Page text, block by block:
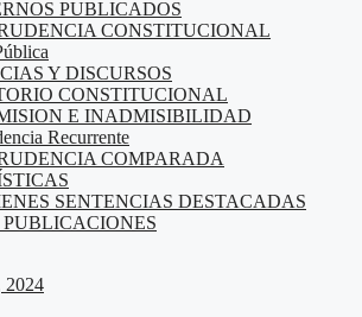
PUBLICADOS
CONSTITUCIONAL
Y DISCURSOS
CONSTITUCIONAL
E INADMISIBILIDAD
Recurrente
COMPARADA
SENTENCIAS DESTACADAS
2024